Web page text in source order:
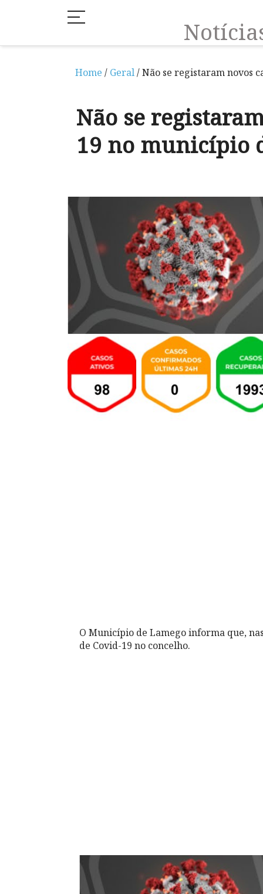
Home / Geral/ Não se registaram novos
Não se
19 no município
O Município de Lamego informa que,
de Covid-19 no concelho.